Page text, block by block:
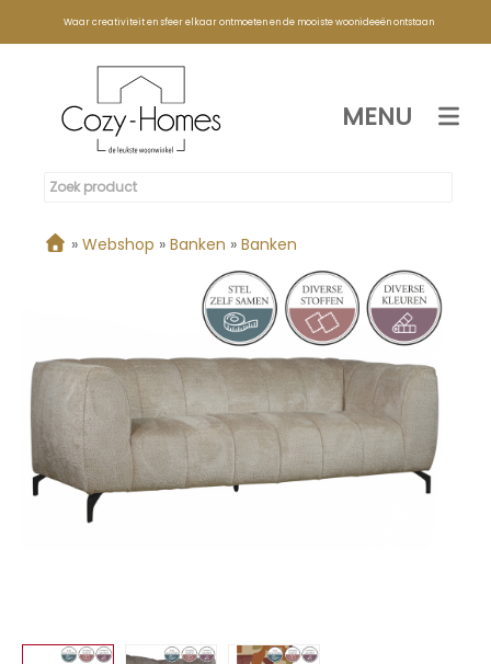
Waar creativiteit en sfeer elkaar ontmoeten en de mooiste woonideeën ontstaan
MENU
» Webshop » Banken » Banken